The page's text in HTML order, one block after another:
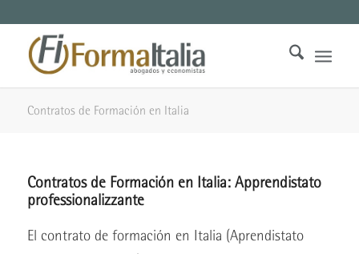
Contratos de Formación en Italia
Contratos de Formación en Italia: Apprendistato
professionalizzante
El contrato de formación en Italia (Aprendistato